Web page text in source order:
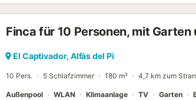
Finca für 10 Personen, mit Garten
El Captivador, Alfàs del Pi
10 Pers. 5 Schlafzimmer 180 m² 4,7 km zum
Außenpool WLAN Klimaanlage TV Garten